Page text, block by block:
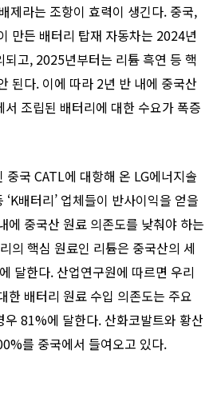
제라는 조항이 효력이 생긴다. 중국,
만든 배터리 탑재 자동차는 2024년
고, 2025년부터는 리튬 흑연 등 핵
된다. 이에 따라 2년 반 내에 중국산
조립된 배터리에 대한 수요가 폭증
중국 CATL에 대항해 온 LG에너지솔
배터리’ 업체들이 반사이익을 얻을
에 중국산 원료 의존도를 낮춰야 하는
의 핵심 원료인 리튬은 중국산의 세
달한다. 산업연구원에 따르면 우리
한 배터리 원료 수입 의존도는 주요
우 81%에 달한다. 산화코발트와 황산
를 중국에서 들여오고 있다.